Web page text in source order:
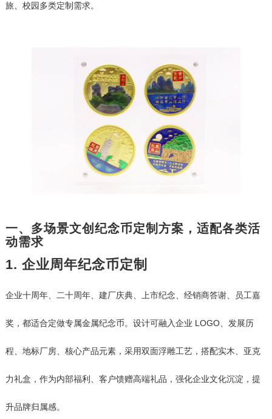
旅、校园多类定制需求。
一、多场景文创纪念币定制方案，适配各类活
动需求
1. 企业周年纪念币定制
企业十周年、二十周年、建厂庆典、上市纪念、经销商答谢、员工嘉
奖，都适合定做专属金属纪念币。设计可融入企业 LOGO、发展历
程、地标厂房、核心产品元素，采用双面浮雕工艺，搭配实木、亚克
力礼盒，作为内部福利、客户馈赠高端礼品，强化企业文化沉淀，提
升品牌归属感。